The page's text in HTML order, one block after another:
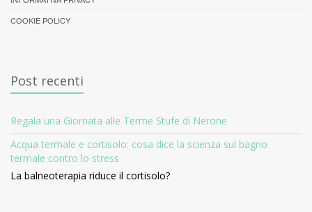
COOKIE POLICY
Post recenti
Regala una Giornata alle Terme Stufe di Nerone
Acqua termale e cortisolo: cosa dice la scienza sul bagno
termale contro lo stress
La balneoterapia riduce il cortisolo?